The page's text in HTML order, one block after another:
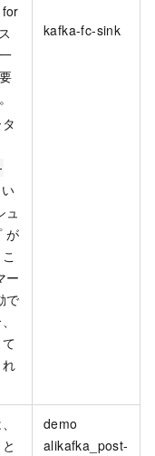
ュ
が
ー
で
kafka-fc-sink
demo
alikafka_post-